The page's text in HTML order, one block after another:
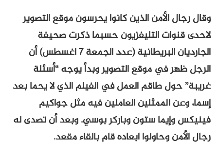
وقال رجال الأمن الذين كانوا يحرسون موقع التصوير
لاحدى قنوات التليفزيون حسبما ذكرت صحيفة
الجارديان البريطانية (عدد الجمعة 7 اغسطس) أن
الرجل ظهر في موقع التصوير وبدأ يوجه “أسئلة
غريبة” حول طاقم العمل في الفيلم الذي لا يحما بعد
إسما، وعن الممثلين العاملين فيه مثل جواكيم
فينيكس وإيما ستون وباركر بوسي. وبعد أن تصدى له
رجال الأمن وحاولوا ابعاده قام بالقاء مقعد.